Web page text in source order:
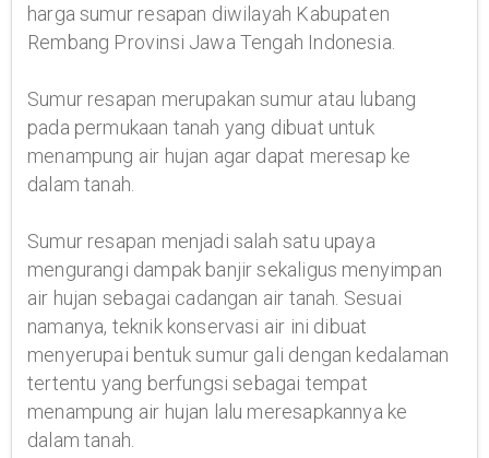
harga sumur resapan diwilayah Kabupaten
Rembang Provinsi Jawa Tengah Indonesia.
Sumur resapan merupakan sumur atau lubang
pada permukaan tanah yang dibuat untuk
menampung air hujan agar dapat meresap ke
dalam tanah.
Sumur resapan menjadi salah satu upaya
mengurangi dampak banjir sekaligus menyimpan
air hujan sebagai cadangan air tanah. Sesuai
namanya, teknik konservasi air ini dibuat
menyerupai bentuk sumur gali dengan kedalaman
tertentu yang berfungsi sebagai tempat
menampung air hujan lalu meresapkannya ke
dalam tanah.